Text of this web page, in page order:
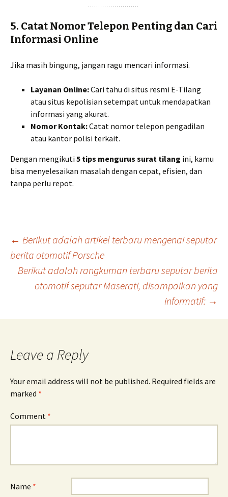
5. Catat Nomor Telepon Penting dan Cari
Informasi Online
Jika masih bingung, jangan ragu mencari informasi.
Layanan Online:Cari tahu di situs resmi E-Tilang
atau situs kepolisian setempat untuk mendapatkan
informasi yang akurat.
Nomor Kontak:Catat nomor telepon pengadilan
atau kantor polisi terkait.
Dengan mengikuti 5 tips mengurus surat tilang ini, kamu
bisa menyelesaikan masalah dengan cepat, efisien, dan
tanpa perlu repot.
Post
navigation
← Berikut adalah artikel terbaru mengenai seputar
berita otomotif Porsche
Berikut adalah rangkuman terbaru seputar berita
otomotif seputar Maserati, disampaikan yang
informatif: →
Leave a Reply
Your email address will not be published. Required fields are
marked *
Comment *
Name *